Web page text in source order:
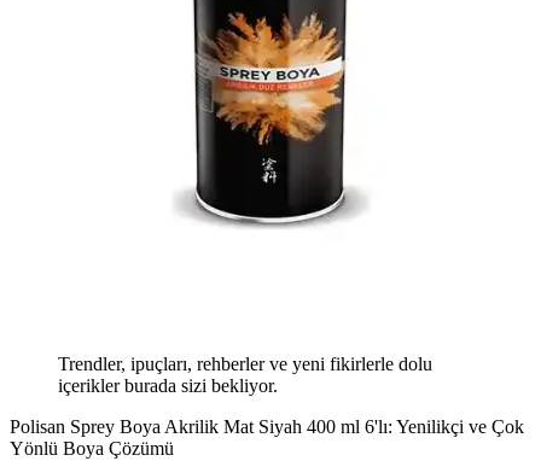
Trendler, ipuçları, rehberler ve yeni fikirlerle dolu
içerikler burada sizi bekliyor.
Polisan Sprey Boya Akrilik Mat Siyah 400 ml 6'lı: Yenilikçi ve Çok
Yönlü Boya Çözümü